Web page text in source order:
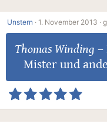
Unstern · 1. November 2013 ·
Thomas Winding –
Mister und